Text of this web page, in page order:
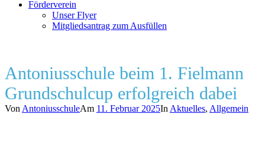
Förderverein
Unser Flyer
Mitgliedsantrag zum Ausfüllen
Antoniusschule beim 1. Fielmann
Grundschulcup erfolgreich dabei
Von AntoniusschuleAm 11. Februar 2025In Aktuelles, Allgemein